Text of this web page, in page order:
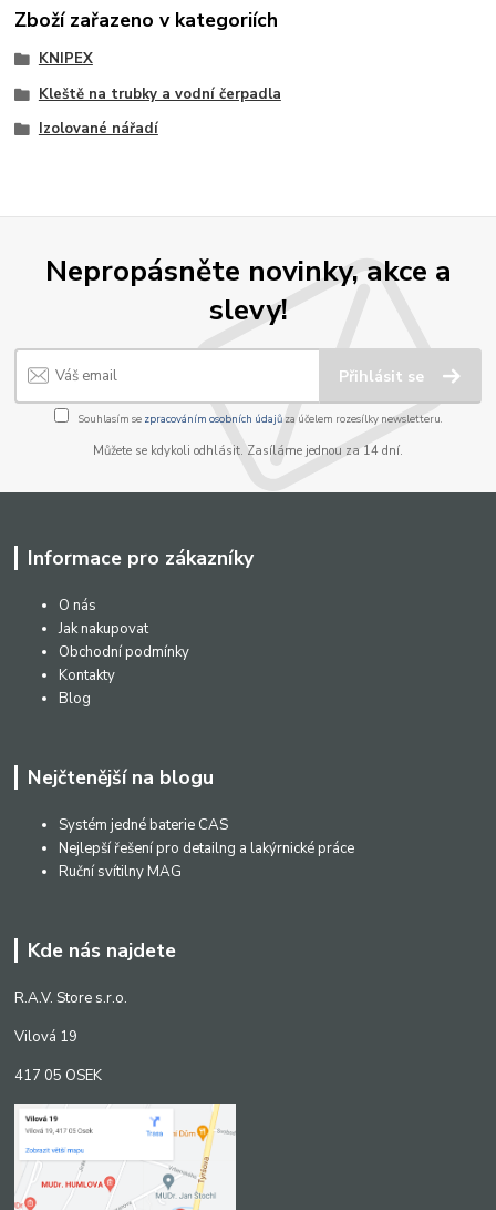
Zboží zařazeno v kategoriích
KNIPEX
Kleště na trubky a vodní čerpadla
Izolované nářadí
Nepropásněte novinky, akce a
slevy!
Přihlásit se
Souhlasím se zpracováním osobních údajůza účelem rozesílky newsletteru.
Můžete se kdykoli odhlásit. Zasíláme jednou za 14 dní.
Informace pro zákazníky
O nás
Jak nakupovat
Obchodní podmínky
Kontakty
Blog
Nejčtenější na blogu
Systém jedné baterie CAS
Nejlepší řešení pro detailng a lakýrnické práce
Ruční svítilny MAG
Kde nás najdete
R.A.V. Store s.r.o.
Vilová 19
417 05 OSEK